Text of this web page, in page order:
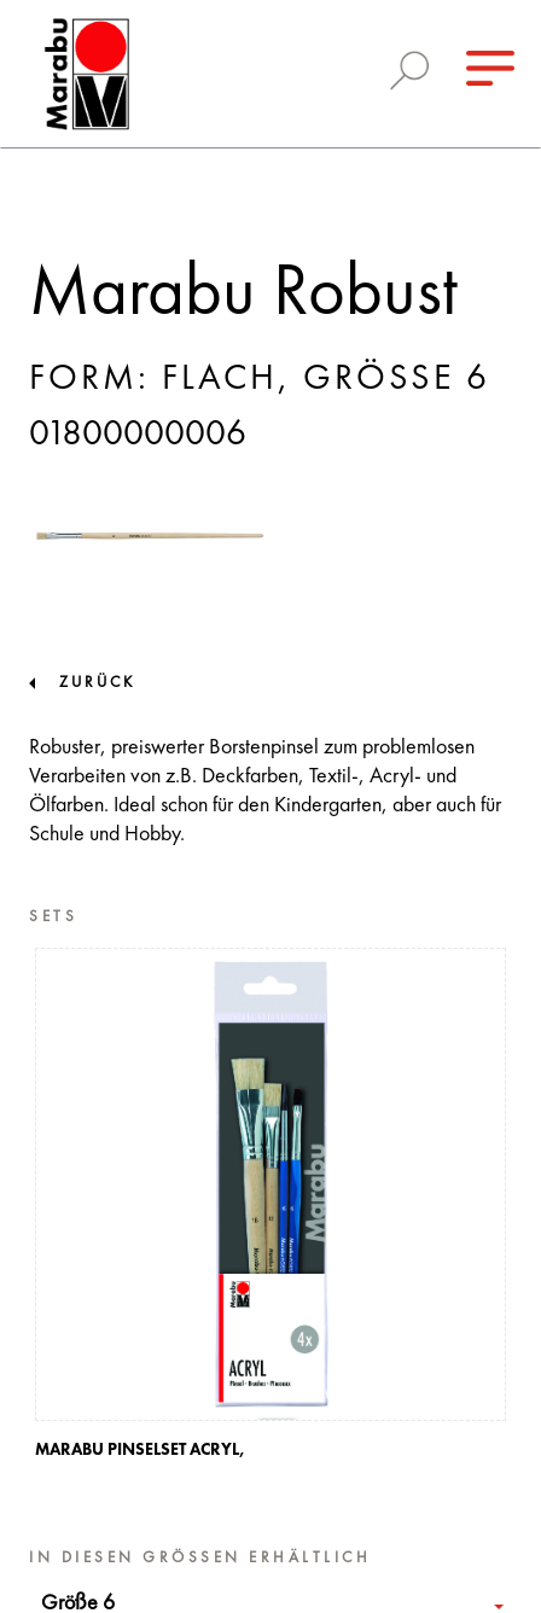
Marabu Robust
FORM: FLACH, GRÖSSE 6
01800000006
ZURÜCK
Robuster, preiswerter Borstenpinsel zum problemlosen
Verarbeiten von z.B. Deckfarben, Textil-, Acryl- und
Ölfarben. Ideal schon für den Kindergarten, aber auch für
Schule und Hobby.
SETS
MARABU PINSELSET ACRYL,
IN DIESEN GRÖSSEN ERHÄLTLICH
Größe 6